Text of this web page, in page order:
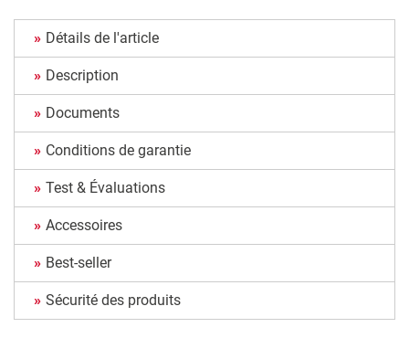
Détails de l'article
Description
Documents
Conditions de garantie
Test & Évaluations
Accessoires
Best-seller
Sécurité des produits